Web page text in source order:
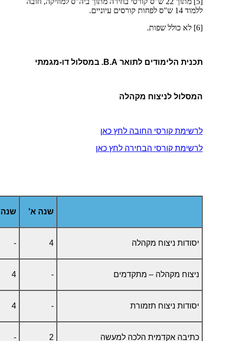
ללמוד 14 ש"ס לפחות קורסים עיוניים.
[6] לא כולל שפות.
תכנית הלימודים לתואר B.A. במסלול דו-מגמתי
המסלול לניצוח מקהלה
לרשימת קורסי החובה לחץ כאן
לרשימת קורסי הבחירה לחץ כאן
שנה א'
יסודות ניצוח מקהלה 4
-
ניצוח מקהלה – מתקדמים -
4
יסודות ניצוח תזמורת -
4
כתיבה אקדמית הלכה למעשה 2
-